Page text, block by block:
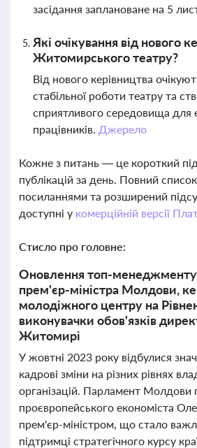
засідання заплановане на 5
Які очікування від нового
Житомирського театру?
Від нового керівництва
стабільної роботи театру та
сприятливого середовища для
працівників. Джерело
Кожне з питань — це короткий
публікацій за день. Повний
посиланнями та розширений
доступні у комерційній версії
Стисло про головне:
Оновлення топ-
прем'єр-міністра Молдови,
молодіжного центру на
виконувачки обов'язків
Житомирі
У жовтні 2023 року відбулися
кадрові зміни на різних рівнях
організацій. Парламент Молдови
проєвропейського економіста
прем'єр-міністром, що стало
підтримці стратегічного курсу